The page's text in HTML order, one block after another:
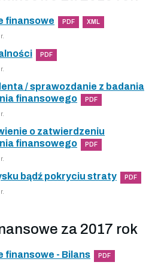
finansowe PDF XML
PDF
/ sprawozdanie z badania
finansowego
PDF
o zatwierdzeniu
finansowego
PDF
bądź pokryciu straty PDF
za 2017 rok
finansowe - Bilans PDF